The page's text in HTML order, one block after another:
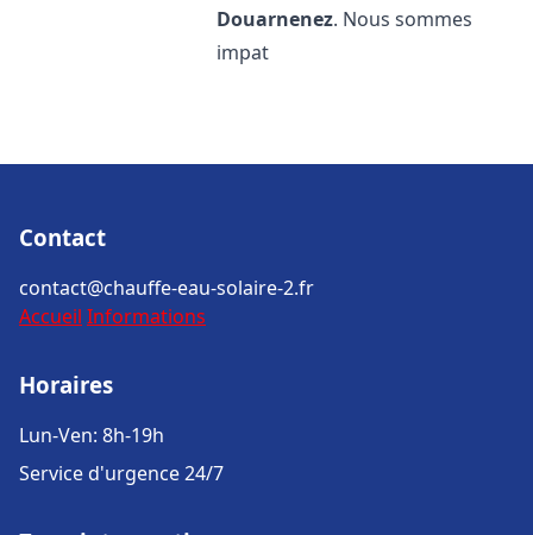
Douarnenez. Nous sommes
impat
Contact
contact@chauffe-eau-solaire-2.fr
Accueil Informations
Horaires
Lun-Ven: 8h-19h
Service d'urgence 24/7